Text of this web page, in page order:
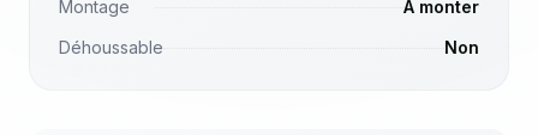
Montage
À monter
Déhoussable
Non